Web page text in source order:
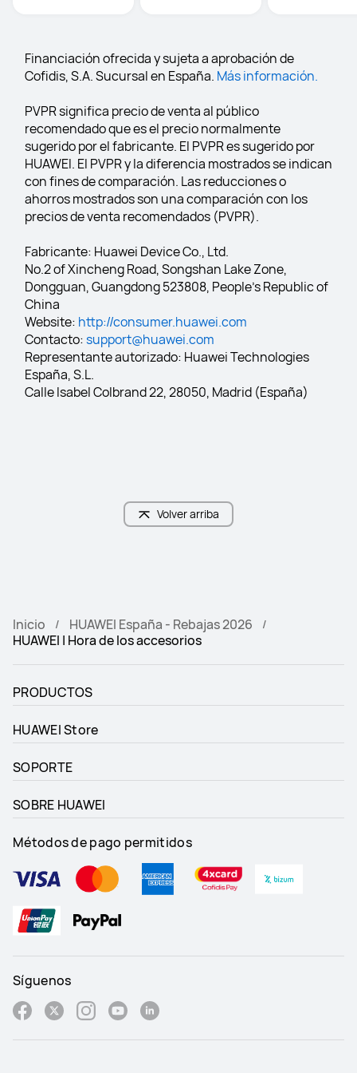
Financiación ofrecida y sujeta a aprobación de
Cofidis, S.A. Sucursal en España. Más información.
PVPR significa precio de venta al público
recomendado que es el precio normalmente
sugerido por el fabricante. El PVPR es sugerido por
HUAWEI. El PVPR y la diferencia mostrados se indican
con fines de comparación. Las reducciones o
ahorros mostrados son una comparación con los
precios de venta recomendados (PVPR).
Fabricante: Huawei Device Co., Ltd.
No.2 of Xincheng Road, Songshan Lake Zone,
Dongguan, Guangdong 523808, People's Republic of
China
Website: http://consumer.huawei.com
Contacto: support@huawei.com
Representante autorizado: Huawei Technologies
España, S.L.
Calle Isabel Colbrand 22, 28050, Madrid (España)
Volver arriba
Inicio
HUAWEI España - Rebajas 2026
HUAWEI | Hora de los accesorios
PRODUCTOS
HUAWEI Store
SOPORTE
SOBRE HUAWEI
Métodos de pago permitidos
Síguenos